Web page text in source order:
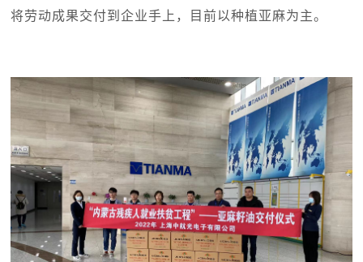
将劳动成果交付到企业手上，目前以种植亚麻为主。